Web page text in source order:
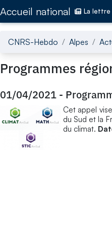
Accueil national La lettre
CNRS-Hebdo Alpes
Programmes
01/04/2021 -
Cet appel
du Sud et la
du climat.